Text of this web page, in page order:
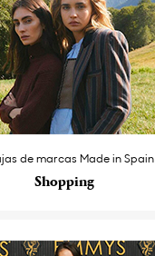
de marcas Made in Spain
Shopping